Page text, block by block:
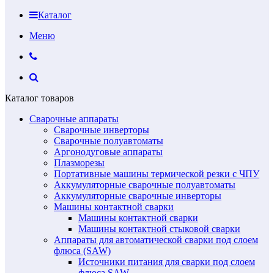
Каталог
Меню
Каталог товаров
Сварочные аппараты
Сварочные инверторы
Сварочные полуавтоматы
Аргонодуговые аппараты
Плазморезы
Портативные машины термической резки с ЧПУ
Аккумуляторные сварочные полуавтоматы
Аккумуляторные сварочные инверторы
Машины контактной сварки
Машины контактной сварки
Машины контактной стыковой сварки
Аппараты для автоматической сварки под слоем
флюса (SAW)
Источники питания для сварки под слоем